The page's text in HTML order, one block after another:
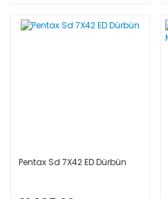
Pentax Sd 7X42 ED Dürbün